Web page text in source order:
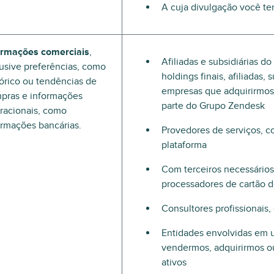
A cuja divulgação você
comerciais,
preferências, como
ou tendências de
e informações
como
bancárias.
Afiliadas e subsidiárias
holdings finais, afiliadas,
empresas que
parte do Grupo Zendesk
Provedores de serviços,
plataforma
Com terceiros
processadores de cartão
Consultores
Entidades envolvidas em
vendermos, adquirirmos
ativos